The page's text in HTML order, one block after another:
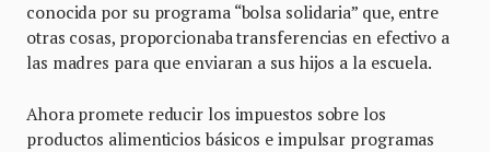
conocida por su programa “bolsa solidaria” que, entre
otras cosas, proporcionaba transferencias en efectivo a
las madres para que enviaran a sus hijos a la escuela.
Ahora promete reducir los impuestos sobre los
productos alimenticios básicos e impulsar programas